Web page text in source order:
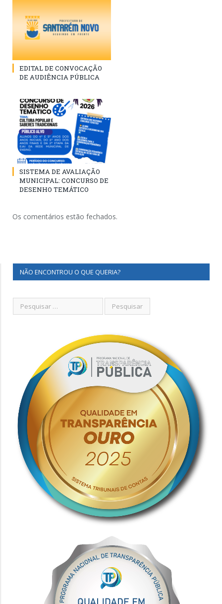
EDITAL DE CONVOCAÇÃO
DE AUDIÊNCIA PÚBLICA
SISTEMA DE AVALIAÇÃO
MUNICIPAL: CONCURSO DE
DESENHO TEMÁTICO
Os comentários estão fechados.
NÃO ENCONTROU O QUE QUERIA?